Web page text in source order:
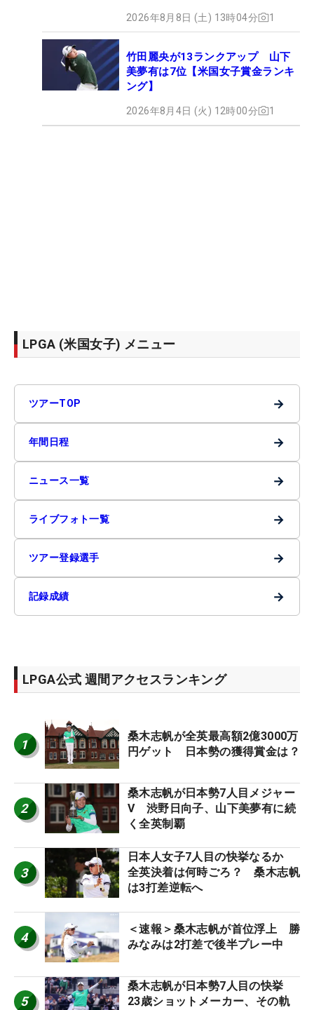
2026年8月8日 (土) 13時04分 1
竹田麗央が13ランクアップ 山下
美夢有は7位【米国女子賞金ランキ
ング】
2026年8月4日 (火) 12時00分 1
LPGA (米国女子) メニュー
ツアーTOP →
年間日程 →
ニュース一覧 →
ライブフォト一覧 →
ツアー登録選手 →
記録成績 →
LPGA公式 週間アクセスランキング
1
桑木志帆が全英最高額2億3000万
円ゲット 日本勢の獲得賞金は？
2
桑木志帆が日本勢7人目メジャー
V 渋野日向子、山下美夢有に続
く全英制覇
3
日本人女子7人目の快挙なるか
全英決着は何時ごろ？ 桑木志帆
は3打差逆転へ
4
＜速報＞桑木志帆が首位浮上 勝
みなみは2打差で後半プレー中
5
桑木志帆が日本勢7人目の快挙
23歳ショットメーカー、その軌